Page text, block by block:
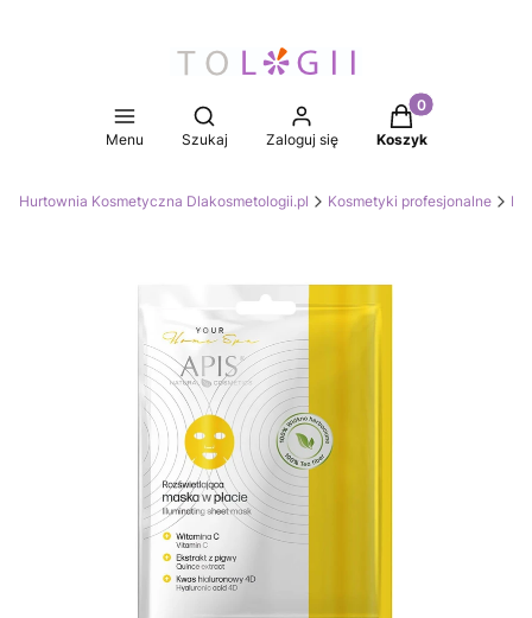
Menu
Otwórz wyszukiwarkę
Szukaj Zaloguj się
Produkty w
Koszyk
Hurtownia Kosmetyczna Dlakosmetologii.pl Kosmetyki profesjonalne